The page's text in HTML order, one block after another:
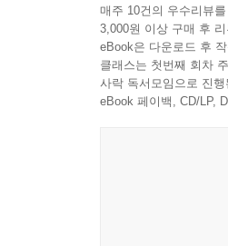
매주 10건의 우수리뷰
3,000원 이상 구매 후
eBook은 다운로드 후
클래스는 첫번째 회차
사락 독서모임으로 진
eBook 페이백, CD/LP,